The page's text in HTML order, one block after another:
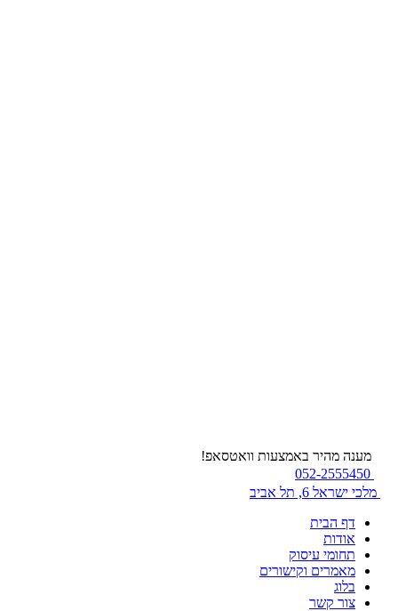
מענה מהיר באמצעות וואטסאפ!
052-2555450
מלכי ישראל 6, תל אביב
דף הבית
אודות
תחומי עיסוק
מאמרים וקישורים
בלוג
צור קשר